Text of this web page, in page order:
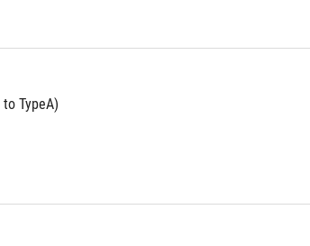
to TypeA)